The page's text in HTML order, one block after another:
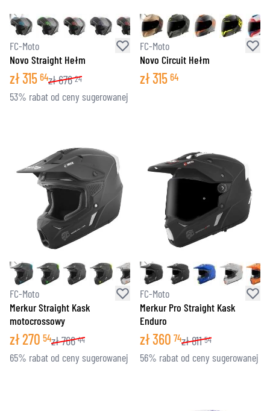
FC-Moto
Novo Straight Hełm
zł315 64zł676 24
53% rabat od ceny sugerowanej
FC-Moto
Novo Circuit Hełm
zł315 64
FC-Moto
Merkur Straight Kask
motocrossowy
zł270 54zł766 44
65% rabat od ceny sugerowanej
FC-Moto
Merkur Pro Straight Kask
Enduro
zł360 74zł811 54
56% rabat od ceny sugerowanej